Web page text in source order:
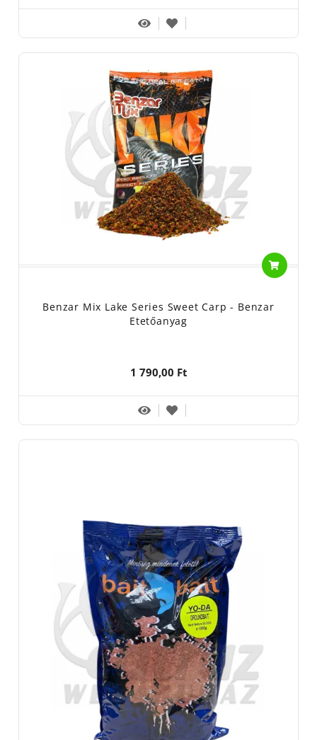
Benzar Mix Lake Series Sweet Carp - Benzar
Etetőanyag
1 790,00 Ft